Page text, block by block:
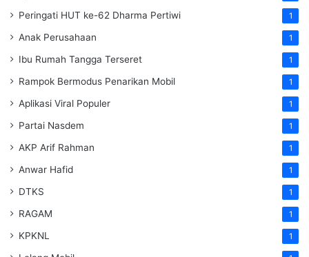
Peringati HUT ke-62 Dharma Pertiwi 1
Anak Perusahaan 1
Ibu Rumah Tangga Terseret 1
Rampok Bermodus Penarikan Mobil 1
Aplikasi Viral Populer 1
Partai Nasdem 1
AKP Arif Rahman 1
Anwar Hafid 1
DTKS 1
RAGAM 1
KPKNL 1